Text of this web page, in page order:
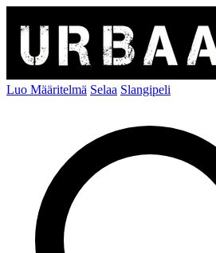
Luo Määritelmä Selaa Slangipeli